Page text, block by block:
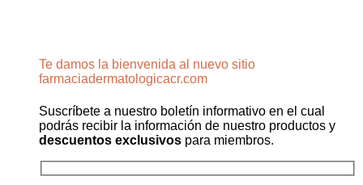
Te damos la bienvenida al nuevo sitio
farmaciadermatologicacr.com
Suscríbete a nuestro boletín informativo en el cual
podrás recibir la información de nuestro productos y
descuentos exclusivos para miembros.